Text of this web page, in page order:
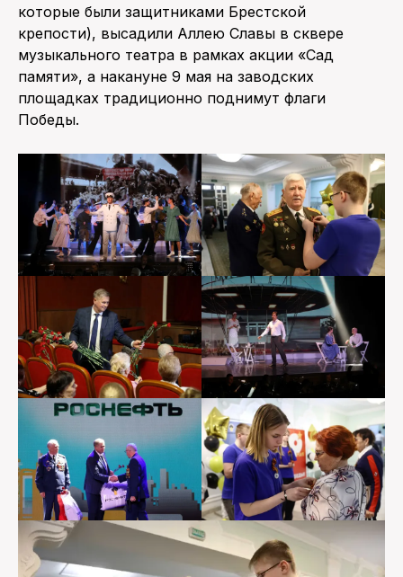
которые были защитниками Брестской
крепости), высадили Аллею Славы в сквере
музыкального театра в рамках акции «Сад
памяти», а накануне 9 мая на заводских
площадках традиционно поднимут флаги
Победы.